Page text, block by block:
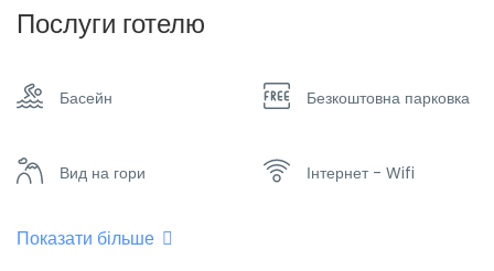
Послуги готелю
Басейн Безкоштовна парковка
Вид на гори Інтернет - Wifi
Обігрівач
Показати більше